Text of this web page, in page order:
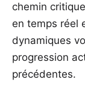
chemin critique
en temps réel
dynamiques
progression
précédentes.